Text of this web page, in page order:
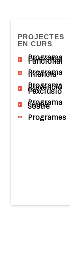
PROJECTES
EN CURS
Programa
Diversitat
Funcional
Programa
Infància
Programa
Prevenció
de
l’exclusió
Programa
Sense
Sostre
Programes